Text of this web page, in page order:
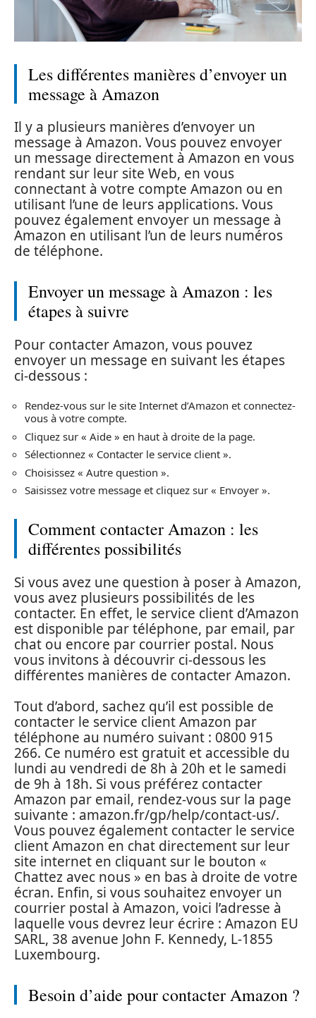
Les différentes manières d’envoyer un
message à Amazon
Il y a plusieurs manières d’envoyer un
message à Amazon. Vous pouvez envoyer
un message directement à Amazon en vous
rendant sur leur site Web, en vous
connectant à votre compte Amazon ou en
utilisant l’une de leurs applications. Vous
pouvez également envoyer un message à
Amazon en utilisant l’un de leurs numéros
de téléphone.
Envoyer un message à Amazon : les
étapes à suivre
Pour contacter Amazon, vous pouvez
envoyer un message en suivant les étapes
ci-dessous :
Rendez-vous sur le site Internet d’Amazon et connectez-
vous à votre compte.
Cliquez sur « Aide » en haut à droite de la page.
Sélectionnez « Contacter le service client ».
Choisissez « Autre question ».
Saisissez votre message et cliquez sur « Envoyer ».
Comment contacter Amazon : les
différentes possibilités
Si vous avez une question à poser à Amazon,
vous avez plusieurs possibilités de les
contacter. En effet, le service client d’Amazon
est disponible par téléphone, par email, par
chat ou encore par courrier postal. Nous
vous invitons à découvrir ci-dessous les
différentes manières de contacter Amazon.
Tout d’abord, sachez qu’il est possible de
contacter le service client Amazon par
téléphone au numéro suivant : 0800 915
266. Ce numéro est gratuit et accessible du
lundi au vendredi de 8h à 20h et le samedi
de 9h à 18h. Si vous préférez contacter
Amazon par email, rendez-vous sur la page
suivante : amazon.fr/gp/help/contact-us/.
Vous pouvez également contacter le service
client Amazon en chat directement sur leur
site internet en cliquant sur le bouton «
Chattez avec nous » en bas à droite de votre
écran. Enfin, si vous souhaitez envoyer un
courrier postal à Amazon, voici l’adresse à
laquelle vous devrez leur écrire : Amazon EU
SARL, 38 avenue John F. Kennedy, L-1855
Luxembourg.
Besoin d’aide pour contacter Amazon ?